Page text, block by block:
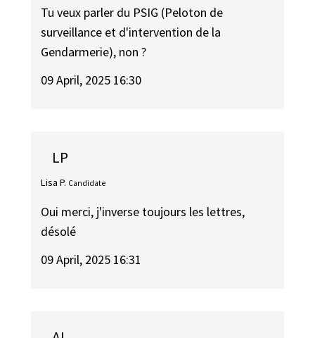
Tu veux parler du PSIG (Peloton de
surveillance et d'intervention de la
Gendarmerie), non ?
09 April, 2025 16:30
LP
Lisa P. Candidate
Oui merci, j'inverse toujours les lettres,
désolé
09 April, 2025 16:31